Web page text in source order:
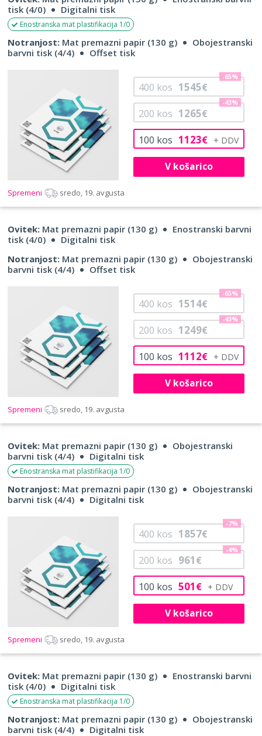
tisk (4/0)
Digitalni tisk
Enostranska mat plastifikacija 1/0
Notranjost: Mat premazni papir (130 g)
Obojestranski
barvni tisk (4/4)
Offset tisk
100 kos 1123€
200 kos 1265€
-43%
400 kos 1545€
-65%
V košarico
Spremeni sredo, 19. avgusta
Ovitek: Mat premazni papir (130 g)
Enostranski barvni
tisk (4/0)
Digitalni tisk
Notranjost: Mat premazni papir (130 g)
Obojestranski
barvni tisk (4/4)
Offset tisk
100 kos 1112€
200 kos 1249€
-43%
400 kos 1514€
-65%
V košarico
Spremeni sredo, 19. avgusta
Ovitek: Mat premazni papir (130 g)
Obojestranski
barvni tisk (4/4)
Digitalni tisk
Enostranska mat plastifikacija 1/0
Notranjost: Mat premazni papir (130 g)
Obojestranski
barvni tisk (4/4)
Digitalni tisk
100 kos 501€
200 kos 961€
-4%
400 kos 1857€
-7%
V košarico
Spremeni sredo, 19. avgusta
Ovitek: Mat premazni papir (130 g)
Enostranski barvni
tisk (4/0)
Digitalni tisk
Enostranska mat plastifikacija 1/0
Notranjost: Mat premazni papir (130 g)
Obojestranski
barvni tisk (4/4)
Digitalni tisk